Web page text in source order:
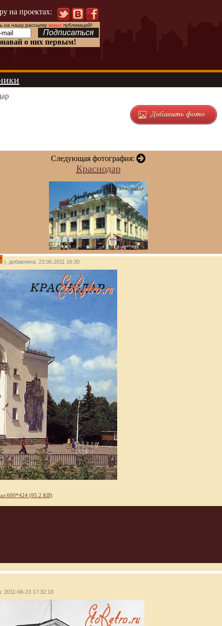
на проектах:
на нашу рассылку новыхпубликаций!
о них первым!
Следующая фотография:
Краснодар
), добавлена: 23.06.2011 16:30
600*424 (95.2 KB)
2011-06-23 17:32:18